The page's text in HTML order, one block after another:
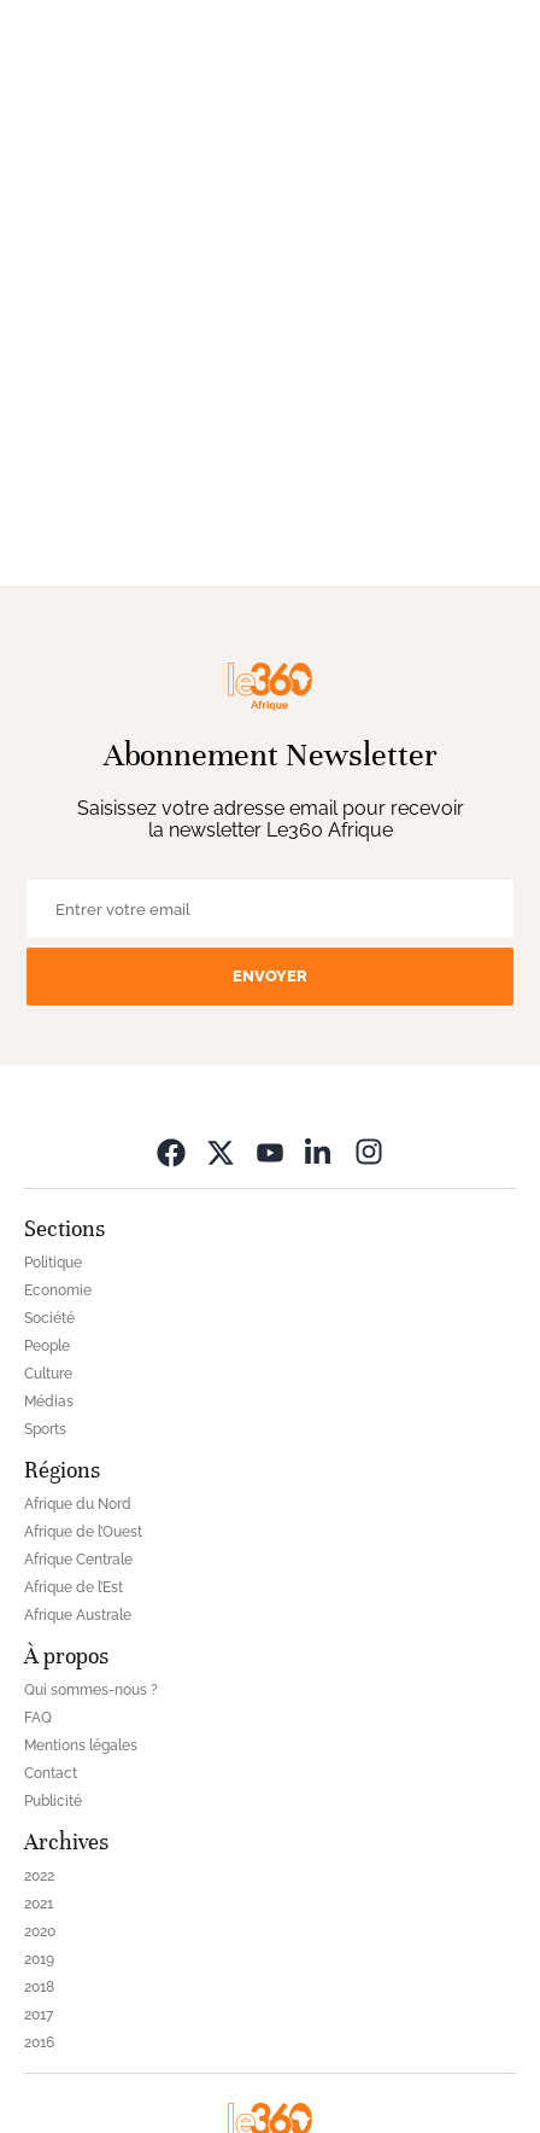
Abonnement Newsletter
Saisissez votre adresse email pour recevoir
la newsletter Le360 Afrique
ENVOYER
Sections
Politique
Economie
Société
People
Culture
Médias
Sports
Régions
Afrique du Nord
Afrique de l’Ouest
Afrique Centrale
Afrique de l’Est
Afrique Australe
À propos
Qui sommes-nous ?
FAQ
Mentions légales
Contact
Publicité
Archives
2022
2021
2020
2019
2018
2017
2016